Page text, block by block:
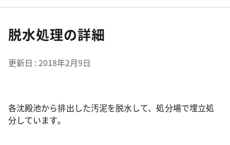
脱水処理の詳細
更新日 2018年2月9日
各沈殿池から排出した汚泥を脱水して、処分場で埋立処
分しています｡